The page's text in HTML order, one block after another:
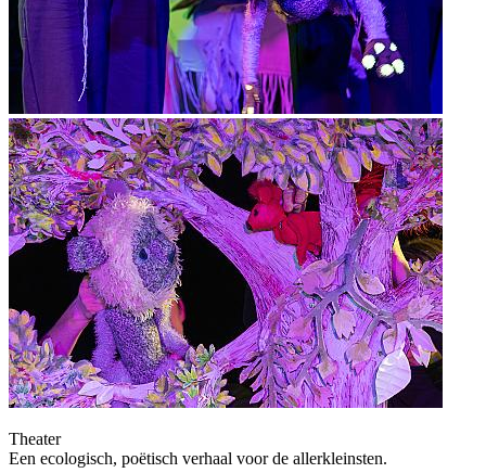
Theater
Een ecologisch, poëtisch verhaal voor de allerkleinsten.